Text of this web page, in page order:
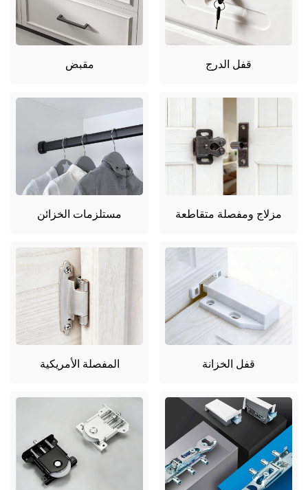
مقبض قفل الدرج
مستلزمات الخزائن مزلاج ومفصلة متقاطعة
المفصلة الأمريكية قفل الخزانة